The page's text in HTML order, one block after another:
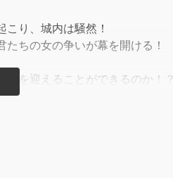
り、城内は騒然！
ちの女の争いが幕を開ける！
を迎えることができるのか！？